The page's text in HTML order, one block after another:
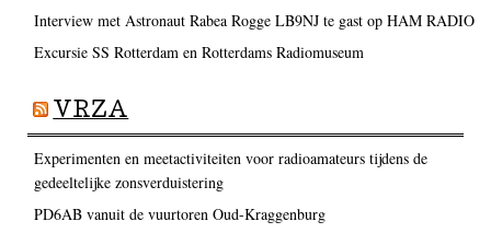
Interview met Astronaut Rabea Rogge LB9NJ te gast op HAM RADIO
Excursie SS Rotterdam en Rotterdams Radiomuseum
VRZA
Experimenten en meetactiviteiten voor radioamateurs tijdens de
gedeeltelijke zonsverduistering
PD6AB vanuit de vuurtoren Oud-Kraggenburg